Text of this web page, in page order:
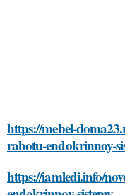
https://mebel-
rabotu-endokrinnoy-
https://iamledi.info/